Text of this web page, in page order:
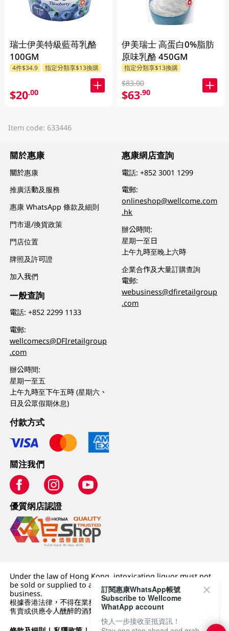
瑞士伊美特級藍苺乳酪
100GM
4件$34.9 指定分類享$13換購
$20.00
伊美瑞士 高蛋白0%脂肪
原味乳酪 450GM
指定分類享$13換購
$83.00
$63.90
Item code: 633446
關於惠康
關於惠康
推廣活動及服務
惠康 WhatsApp 條款及細則
門市退/換貨政策
門店位置
牌照及許可證
加入我們
一般查詢
電話:+852 2299 1133
電郵:
wellcomecs@DFIretailgroup
.com
辦公時間:
星期一至五
上午九時至下午五時 (星期六、
日及公眾假期休息)
惠康網店查詢
電話:+852 3001 1299
電郵:
onlineshop@wellcome.com
.hk
辦公時間:
星期一至日
上午九時至晚上六時
企業合作及大量訂購查詢
電郵:
webusiness@dfiretailgroup
.com
付款方式
關注我們
優質纲店認證
Under the law of Hong Kong, intoxicating liquor must not
be sold or supplied to a minor (under 18) in the course of
business.
根據香港法律，不得在業務過程中，向未成年人 (18 歲以下人士)
售賣或供應令人醺醉的酒類。
訂閱惠康WhatsApp帳號
Subscribe to Wellcome
WhatApp account
快人一步接收至抵資訊！